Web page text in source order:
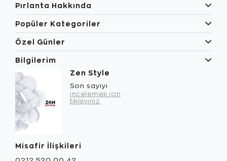
Pırlanta Hakkında
Popüler Kategoriler
Özel Günler
Bilgilerim
Zen Style
Son sayıyı
incelemek için
tıklayınız.
Misafir İlişkileri